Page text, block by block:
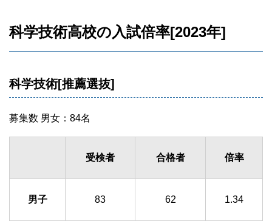
科学技術高校の入試倍率[2023年]
科学技術[推薦選抜]
募集数 男女：84名
受検者 合格者 倍率
男子 83 62 1.34